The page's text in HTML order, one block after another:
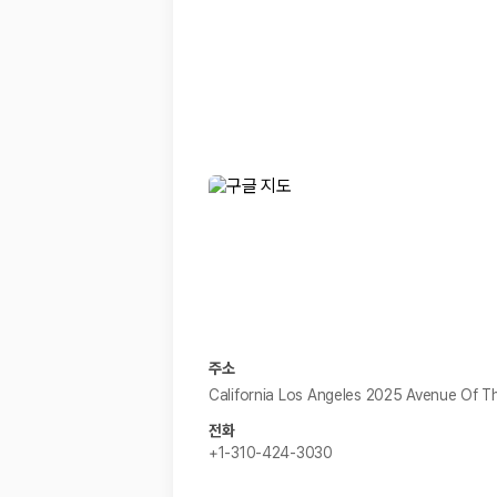
혼자 또는 2인 여행에 적합하며 제주 렌트카 최저가를 찾는 사용
단체 여행이나 4인 이상 가족 여행에 적합하며 인원수, 짐 공간, 보
2000만 고객이 선택한 렌트카 가격비교 플랫폼
카모아는 제주렌트카부터 국내·해외 렌트카까지 비교할 수 있는 렌트카 가
주소
California Los Angeles 2025 Avenue Of
전화
+1-310-424-3030